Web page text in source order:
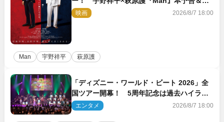
ビジュアル解禁
映画 2026/8/7 18:00
Man 宇野祥平 萩原護
「ディズニー・ワールド・ビート 2026」全
国ツアー開幕！ 5周年記念は過去ハイライ
ト＆クルーズ旅を大満喫！【潜入レポート】
エンタメ 2026/8/7 18:00